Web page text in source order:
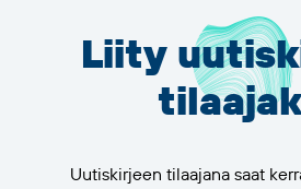
Liity
Uutiskirjeen tilaajana saat